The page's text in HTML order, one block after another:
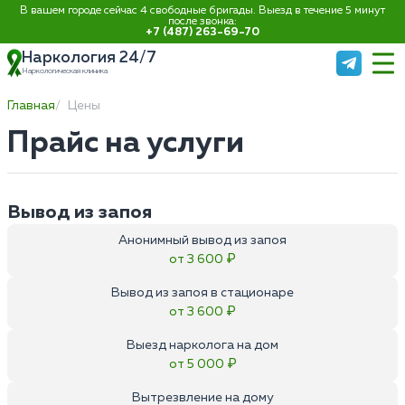
В вашем городе сейчас 4 свободные бригады. Выезд в течение 5 минут
после звонка:
+7 (487) 263-69-70
Наркология 24/7
Наркологическая клиника
Главная Цены
Прайс на услуги
Вывод из запоя
Анонимный вывод из запоя
от 3 600 ₽
Вывод из запоя в стационаре
от 3 600 ₽
Выезд нарколога на дом
от 5 000 ₽
Вытрезвление на дому